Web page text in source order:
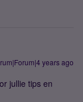
years ago
jullie tips en